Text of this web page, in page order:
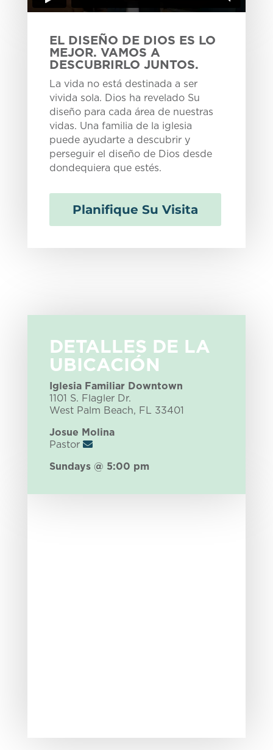
EL DISEÑO DE DIOS ES LO
MEJOR. VAMOS A
DESCUBRIRLO JUNTOS.
La vida no está destinada a ser
vivida sola. Dios ha revelado Su
diseño para cada área de nuestras
vidas. Una familia de la iglesia
puede ayudarte a descubrir y
perseguir el diseño de Dios desde
dondequiera que estés.
Planifique Su Visita
DETALLES DE LA
UBICACIÓN
Iglesia Familiar Downtown
1101 S. Flagler Dr.
West Palm Beach, FL 33401
Josue Molina
Pastor
Sundays @ 5:00 pm